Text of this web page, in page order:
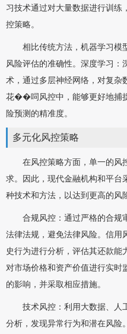
习技术通过对大量数据进行训练
控策略。
相比传统方法，机器学习模
风险评估的准确性。深度学习：
术，通过多层神经网络，对复杂
花��呞风控中，能够更好地捕
险预测的精准度。
多元化风控策略
在风控策略方面，单一的风
求。因此，现代金融机构和平台
种技术和方法，以达到更高的风
合规风控：通过严格的合规
法律法规，避免法律风险。信用
史行为进行分析，评估其还款能
对市场价格和资产价值进行实时
的影响，并采取相应措施。
技术风控：利用大数据、人
分析，发现异常行为和潜在风险。